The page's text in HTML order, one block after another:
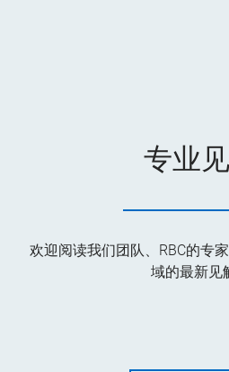
专业
欢迎阅读我们团队、RBC的专
域的最新见